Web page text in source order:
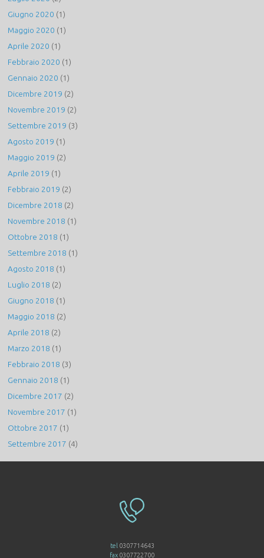
Giugno 2020 (1)
Maggio 2020 (1)
Aprile 2020 (1)
Febbraio 2020 (1)
Gennaio 2020 (1)
Dicembre 2019 (2)
Novembre 2019 (2)
Settembre 2019 (3)
Agosto 2019 (1)
Maggio 2019 (2)
Aprile 2019 (1)
Febbraio 2019 (2)
Dicembre 2018 (2)
Novembre 2018 (1)
Ottobre 2018 (1)
Settembre 2018 (1)
Agosto 2018 (1)
Luglio 2018 (2)
Giugno 2018 (1)
Maggio 2018 (2)
Aprile 2018 (2)
Marzo 2018 (1)
Febbraio 2018 (3)
Gennaio 2018 (1)
Dicembre 2017 (2)
Novembre 2017 (1)
Ottobre 2017 (1)
Settembre 2017 (4)
tel 0307714643
fax 0307722700